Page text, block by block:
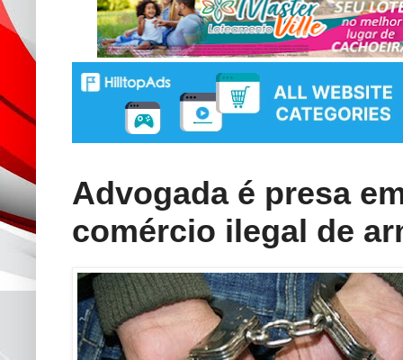
Advogada é presa
comércio ilegal de